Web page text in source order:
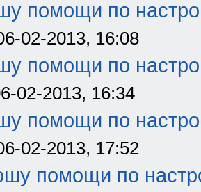
помощи по
02-2013, 16:08
помощи по
02-2013, 16:34
помощи по
02-2013, 17:52
помощи по